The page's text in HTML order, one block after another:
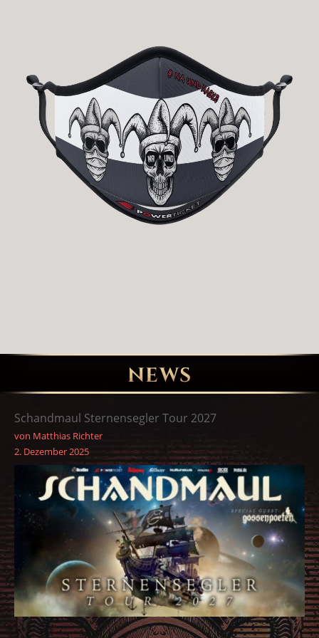
Na Und Maske
NEWS
Schandmaul Sternensegler Tour 2027
von Matthias Richter
2. Dezember 2025